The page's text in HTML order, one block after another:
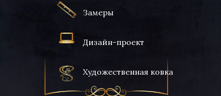
Замеры
Дизайн-проект
Художественная ковка